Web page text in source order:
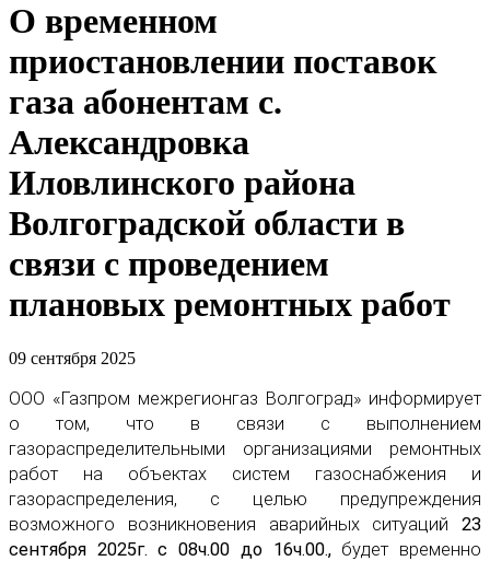
О временном
приостановлении поставок
газа абонентам с.
Александровка
Иловлинского района
Волгоградской области в
связи с проведением
плановых ремонтных работ
09 сентября 2025
ООО «Газпром межрегионгаз Волгоград» информирует
о том, что в связи с выполнением
газораспределительными организациями ремонтных
работ на объектах систем газоснабжения и
газораспределения, с целью предупреждения
возможного возникновения аварийных ситуаций 23
сентября 2025г. с 08ч.00 до 16ч.00.,будет временно